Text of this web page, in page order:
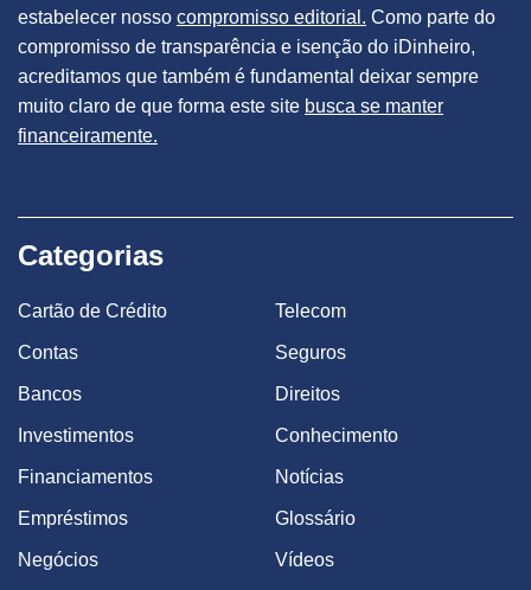
estabelecer nosso compromisso editorial. Como parte do
compromisso de transparência e isenção do iDinheiro,
acreditamos que também é fundamental deixar sempre
muito claro de que forma este site busca se manter
financeiramente.
Categorias
Cartão de Crédito
Contas
Bancos
Investimentos
Financiamentos
Empréstimos
Negócios
Telecom
Seguros
Direitos
Conhecimento
Notícias
Glossário
Vídeos